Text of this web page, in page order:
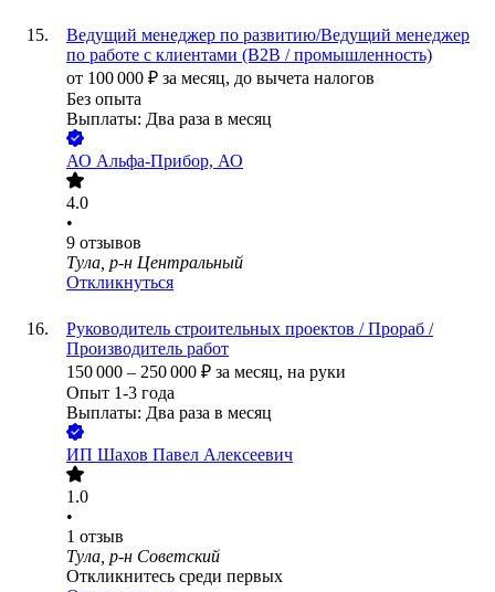
Ведущий менеджер по развитию/Ведущий менеджер
по работе с клиентами (B2B / промышленность)
от 100 000 ₽ за месяц, до вычета налогов
Без опыта
Выплаты: Два раза в месяц
АО Альфа-Прибор, АО
4.0
•
9 отзывов
Тула, р-н Центральный
Откликнуться
Руководитель строительных проектов / Прораб /
Производитель работ
150 000 – 250 000 ₽ за месяц, на руки
Опыт 1-3 года
Выплаты: Два раза в месяц
ИП Шахов Павел Алексеевич
1.0
•
1 отзыв
Тула, р-н Советский
Откликнитесь среди первых